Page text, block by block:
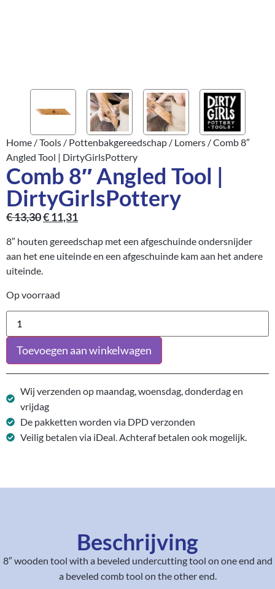
Home /Tools / Pottenbakgereedschap / Lomers / Comb 8″
Angled Tool | DirtyGirlsPottery
Comb 8″ Angled Tool |
DirtyGirlsPottery
€13,30€11,31
8″ houten gereedschap met een afgeschuinde ondersnijder
aan het ene uiteinde en een afgeschuinde kam aan het andere
uiteinde.
Op voorraad
Toevoegen aan winkelwagen
Wij verzenden op maandag, woensdag, donderdag en
vrijdag
De pakketten worden via DPD verzonden
Veilig betalen via iDeal. Achteraf betalen ook mogelijk.
Beschrijving
8″ wooden tool with a beveled undercutting tool on one end and
a beveled comb tool on the other end.